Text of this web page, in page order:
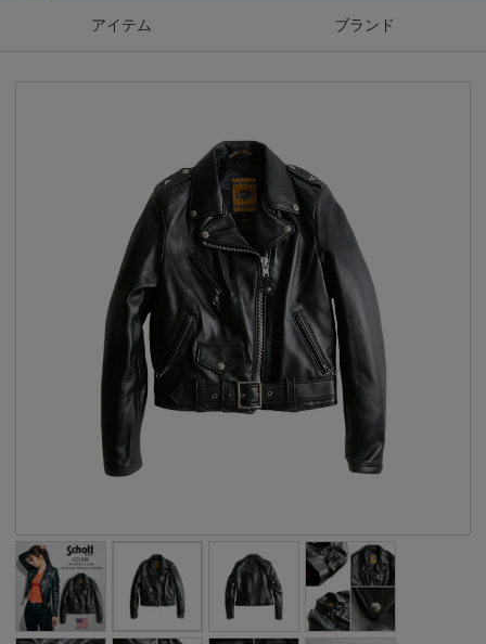
アイテム ブランド